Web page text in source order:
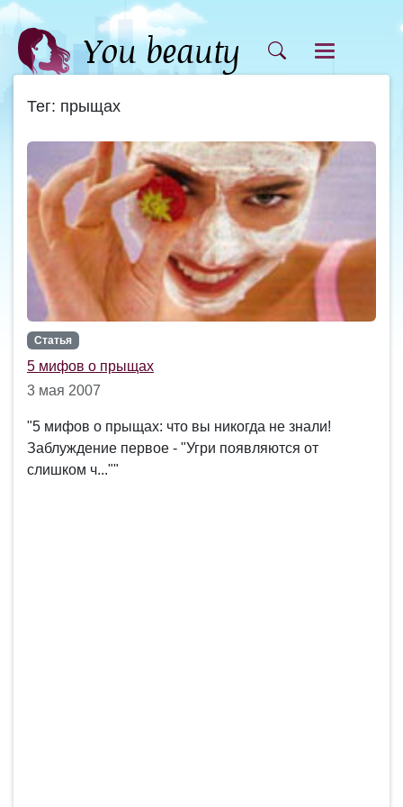
Тег: прыщах
Статья
5 мифов о прыщах
3 мая 2007
"5 мифов о прыщах: что вы никогда не знали!
Заблуждение первое - "Угри появляются от
слишком ч...""